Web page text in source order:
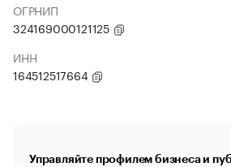
ОГРНИП
324169000121125
ИНН
164512517664
Управляйте профилем бизнеса и